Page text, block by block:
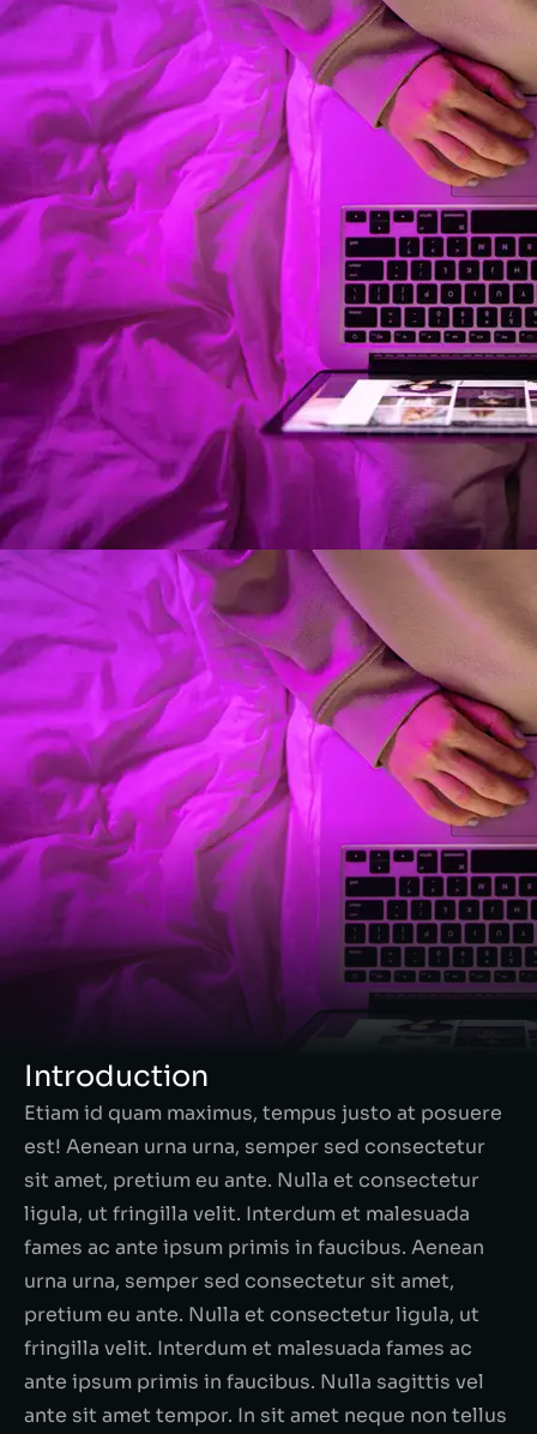
Introduction
Etiam id quam maximus, tempus justo at posuere
est! Aenean urna urna, semper sed consectetur
sit amet, pretium eu ante. Nulla et consectetur
ligula, ut fringilla velit. Interdum et malesuada
fames ac ante ipsum primis in faucibus. Aenean
urna urna, semper sed consectetur sit amet,
pretium eu ante. Nulla et consectetur ligula, ut
fringilla velit. Interdum et malesuada fames ac
ante ipsum primis in faucibus. Nulla sagittis vel
ante sit amet tempor. In sit amet neque non tellus